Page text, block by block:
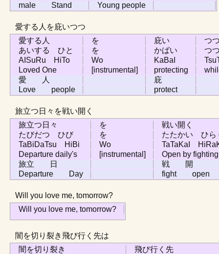
male Stand
Young people
愛する人を庇いつつ
愛する人
を 庇い
つ
あいする ひと
を かばい
つ
AISuRu HiTo
Wo KaBaI
Loved One
[instrumental] protecting
愛 人
庇
Love people
protect
旅立つ日々を戦い開く
旅立つ日々
を
戦い開く
たびだつ ひび
を
たたかい ひら
TaBiDaTsu HiBi
Wo
TaTaKaI
Departure daily's
[instrumental]
Open by fighting
旅立 日
戦 開
Departure Day
fight open
Will you love me, tomorrow?
Will you love me, tomorrow?
闇を切り裂き飛び行く先は
闇を切り裂き
飛び行く先